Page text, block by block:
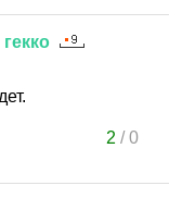
гекко
2 /0